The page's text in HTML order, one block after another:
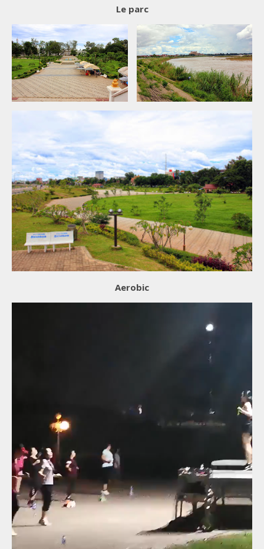
Le parc
Aerobic